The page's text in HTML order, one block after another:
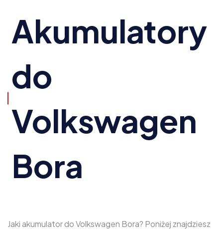
Akumulatory
do
Volkswagen
Bora
Jaki akumulator do Volkswagen Bora? Poniżej znajdziesz